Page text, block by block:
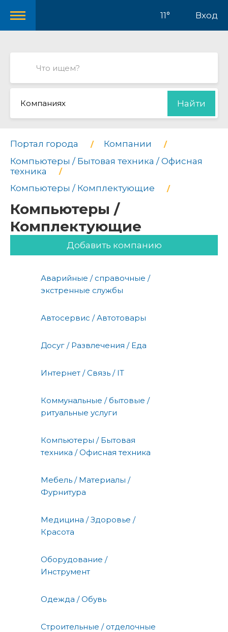
11° Вход
Компаниях Найти
Портал города
Компании
Компьютеры / Бытовая техника / Офисная
техника
Компьютеры / Комплектующие
Компьютеры /
Комплектующие
Добавить компанию
Аварийные / справочные /
экстренные службы
Автосервис / Автотовары
Досуг / Развлечения / Еда
Интернет / Связь / IT
Коммунальные / бытовые /
ритуальные услуги
Компьютеры / Бытовая
техника / Офисная техника
Мебель / Материалы /
Фурнитура
Медицина / Здоровье /
Красота
Оборудование /
Инструмент
Одежда / Обувь
Строительные / отделочные